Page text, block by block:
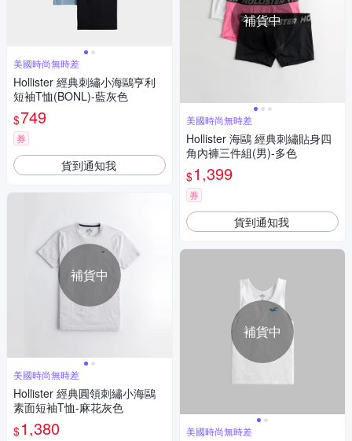
美國時尚無時差
Hollister 經典刺繡小海鷗亨利
短袖T恤(BONL)-藍灰色
$749
券
貨到通知我
補貨中
美國時尚無時差
Hollister 經典圓領刺繡小海鷗
素面短袖T恤-麻花灰色
$1,380
補貨中
美國時尚無時差
Hollister 海鷗 經典刺繡貼身四
角內褲三件組(男)-多色
$1,399
券
貨到通知我
補貨中
美國時尚無時差